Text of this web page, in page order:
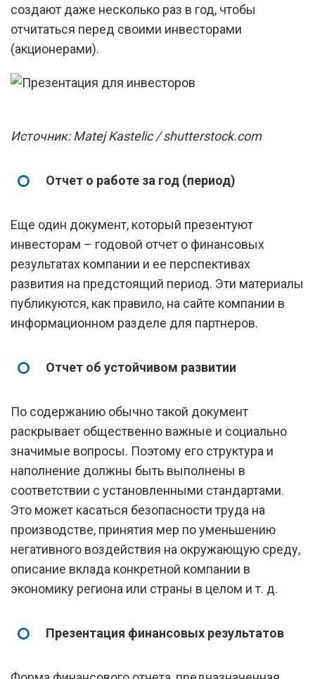
создают даже несколько раз в год, чтобы
отчитаться перед своими инвесторами
(акционерами).
Источник: Matej Kastelic / shutterstock.com
Отчет о работе за год (период)
Еще один документ, который презентуют
инвесторам – годовой отчет о финансовых
результатах компании и ее перспективах
развития на предстоящий период. Эти материалы
публикуются, как правило, на сайте компании в
информационном разделе для партнеров.
Отчет об устойчивом развитии
По содержанию обычно такой документ
раскрывает общественно важные и социально
значимые вопросы. Поэтому его структура и
наполнение должны быть выполнены в
соответствии с установленными стандартами.
Это может касаться безопасности труда на
производстве, принятия мер по уменьшению
негативного воздействия на окружающую среду,
описание вклада конкретной компании в
экономику региона или страны в целом и т. д.
Презентация финансовых результатов